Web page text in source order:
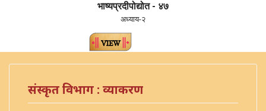
भाष्यप्रदीपोद्योत - ४७
अध्याय-२
संस्कृत विभाग : व्याकरण